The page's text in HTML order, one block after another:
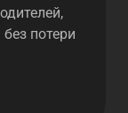
потери